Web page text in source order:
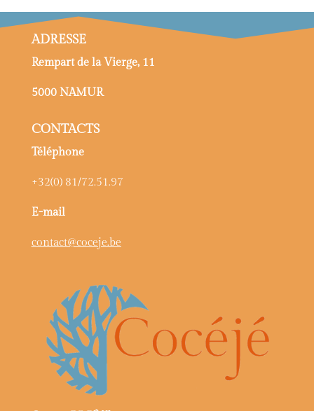
ADRESSE
Rempart de la Vierge, 11
5000 NAMUR
CONTACTS
Téléphone
+32(0) 81/72.51.97
E-mail
contact@coceje.be